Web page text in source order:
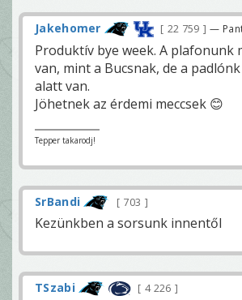
Jakehomer 22 759 —
Produktív bye week. A plafonunk
van, mint a Bucsnak, de a
alatt van.
Jöhetnek az érdemi meccsek 😊
Tepper takarodj!
SrBandi 703
Kezünkben a sorsunk innentől
TSzabi 4 226